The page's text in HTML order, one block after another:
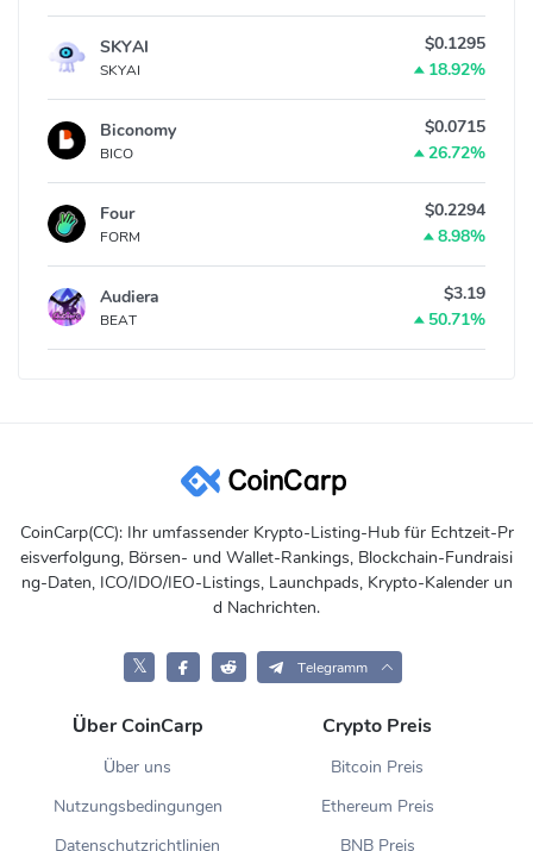
SKYAI
SKYAI
$0.1295
18.92%
Biconomy
BICO
$0.0715
26.72%
Four
FORM
$0.2294
8.98%
Audiera
BEAT
$3.19
50.71%
CoinCarp(CC): Ihr umfassender Krypto-Listing-Hub für Echtzeit-Pr
eisverfolgung, Börsen- und Wallet-Rankings, Blockchain-Fundraisi
ng-Daten, ICO/IDO/IEO-Listings, Launchpads, Krypto-Kalender un
d Nachrichten.
𝕏 Telegramm
Über CoinCarp
Über uns
Nutzungsbedingungen
Datenschutzrichtlinien
Crypto Preis
Bitcoin Preis
Ethereum Preis
BNB Preis